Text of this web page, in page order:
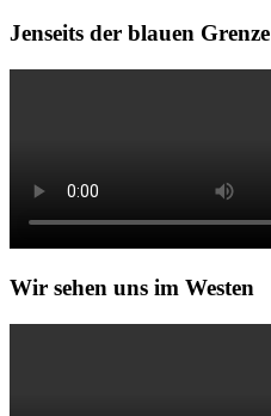
Jenseits der blauen Grenze
Wir sehen uns im Westen